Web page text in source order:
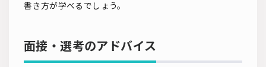
書き方が学べるでしょう。
面接・選考のアドバイス